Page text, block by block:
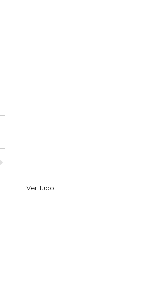
Ver tudo